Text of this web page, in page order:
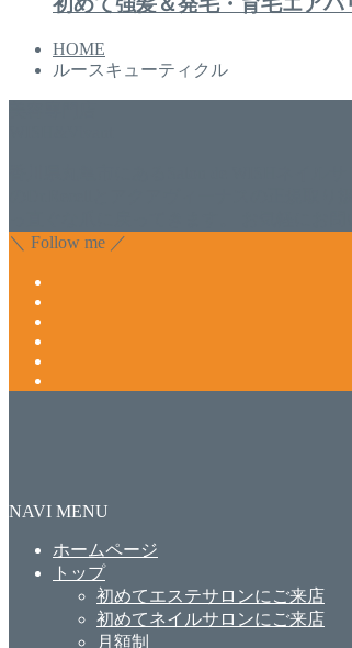
HOME
ルースキューティクル
＼ Follow me ／
NAVI MENU
ホームページ
トップ
初めてエステサロンにご来店
初めてネイルサロンにご来店
月額制